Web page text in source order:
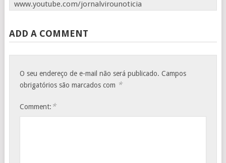
www.youtube.com/jornalvirounoticia
ADD A COMMENT
O seu endereço de e-mail não será publicado. Campos
obrigatórios são marcados com *
Comment: *